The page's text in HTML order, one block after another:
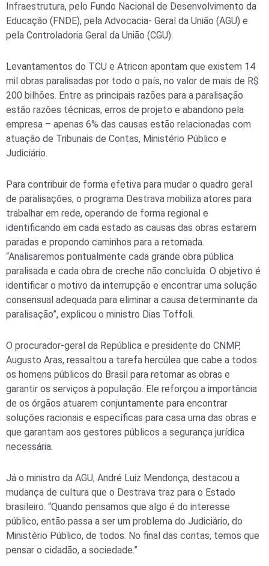
Infraestrutura, pelo Fundo Nacional de Desenvolvimento da
Educação (FNDE), pela Advocacia- Geral da União (AGU) e
pela Controladoria Geral da União (CGU).
Levantamentos do TCU e Atricon apontam que existem 14
mil obras paralisadas por todo o país, no valor de mais de R$
200 bilhões. Entre as principais razões para a paralisação
estão razões técnicas, erros de projeto e abandono pela
empresa – apenas 6% das causas estão relacionadas com
atuação de Tribunais de Contas, Ministério Público e
Judiciário.
Para contribuir de forma efetiva para mudar o quadro geral
de paralisações, o programa Destrava mobiliza atores para
trabalhar em rede, operando de forma regional e
identificando em cada estado as causas das obras estarem
paradas e propondo caminhos para a retomada.
“Analisaremos pontualmente cada grande obra pública
paralisada e cada obra de creche não concluída. O objetivo é
identificar o motivo da interrupção e encontrar uma solução
consensual adequada para eliminar a causa determinante da
paralisação”, explicou o ministro Dias Toffoli.
O procurador-geral da República e presidente do CNMP,
Augusto Aras, ressaltou a tarefa hercúlea que cabe a todos
os homens públicos do Brasil para retomar as obras e
garantir os serviços à população. Ele reforçou a importância
de os órgãos atuarem conjuntamente para encontrar
soluções racionais e específicas para casa uma das obras e
que garantam aos gestores públicos a segurança jurídica
necessária.
Já o ministro da AGU, André Luiz Mendonça, destacou a
mudança de cultura que o Destrava traz para o Estado
brasileiro. “Quando pensamos que algo é do interesse
público, então passa a ser um problema do Judiciário, do
Ministério Público, de todos. No final das contas, temos que
pensar o cidadão, a sociedade.”